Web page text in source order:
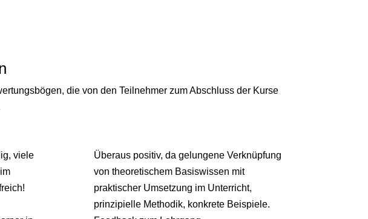
die von den Teilnehmer zum Abschluss der Kurse
viele
Überaus positiv, da gelungene Verknüpfung
von theoretischem Basiswissen mit
praktischer Umsetzung im Unterricht,
prinzipielle Methodik, konkrete Beispiele.